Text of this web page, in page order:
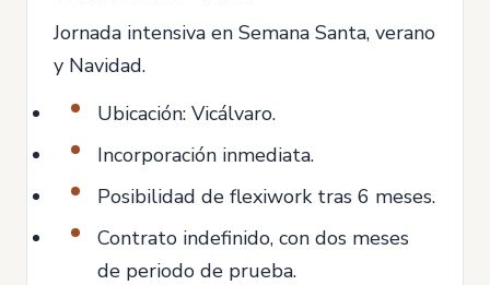
Jornada intensiva en Semana Santa, verano
y Navidad.
Ubicación: Vicálvaro.
Incorporación inmediata.
Posibilidad de flexiwork tras 6 meses.
Contrato indefinido, con dos meses
de periodo de prueba.